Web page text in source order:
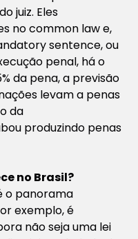
juiz. Eles
nocommon lawe,
sentence, ou
penal, há o
da pena, a previsão
levam a penas
da
produzindo penas
no Brasil?
o panorama
exemplo, é
não seja uma lei